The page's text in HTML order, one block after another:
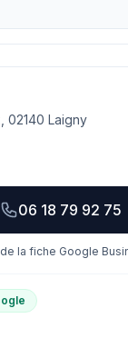
02140 Laigny
06 18 79 92 75
la fiche Google